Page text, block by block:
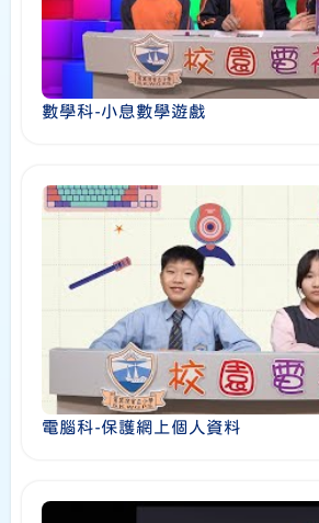
數學科-小息數學遊戲
電腦科-保護網上個人資料